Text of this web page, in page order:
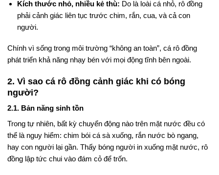
Kích thước nhỏ, nhiều kẻ thù: Do là loài cá nhỏ, rô đồng
phải cảnh giác liên tục trước chim, rắn, cua, và cả con
người.
Chính vì sống trong môi trường “không an toàn”, cá rô đồng
phát triển khả năng nhạy bén với mọi động tĩnh bên ngoài.
2. Vì sao cá rô đồng cảnh giác khi có bóng
người?
2.1. Bản năng sinh tồn
Trong tự nhiên, bất kỳ chuyển động nào trên mặt nước đều có
thể là nguy hiểm: chim bói cá sà xuống, rắn nước bò ngang,
hay con người lại gần. Thấy bóng người in xuống mặt nước, rô
đồng lập tức chui vào đám cỏ để trốn.